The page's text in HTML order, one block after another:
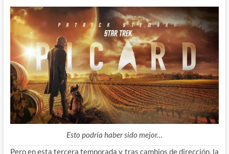
Esto podría haber sido mejor…
Pero en esta tercera temporada y tras cambios de dirección, la